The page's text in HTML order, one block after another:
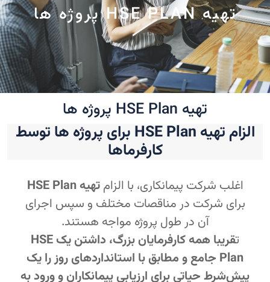
تهیه HSE PLAN پروژه ها
تهیه HSE Plan پروژه ها
الزام تهیه HSE Plan برای پروژه ها توسط
کارفرماها
اغلب شرکت پیمانکاری، با الزامتهیه HSE Plan
برای شرکت در مناقصات مختلف و سپس اجرای
آن در طول پروژه مواجه هستند.
ت
قریبا همه کارفرمایان بزرگ، داشتن یک HSE
Plan جامع و مطابق با استانداردهای روز را یک
پیش‌شرط حیاتی برای ارزیابی پیمانکاران و ورود به